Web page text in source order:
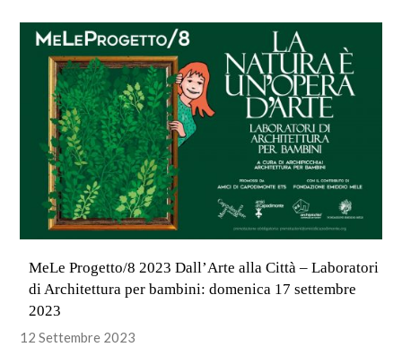
MeLe Progetto/8 2023 Dall’Arte alla Città – Laboratori
di Architettura per bambini: domenica 17 settembre
2023
12 Settembre 2023